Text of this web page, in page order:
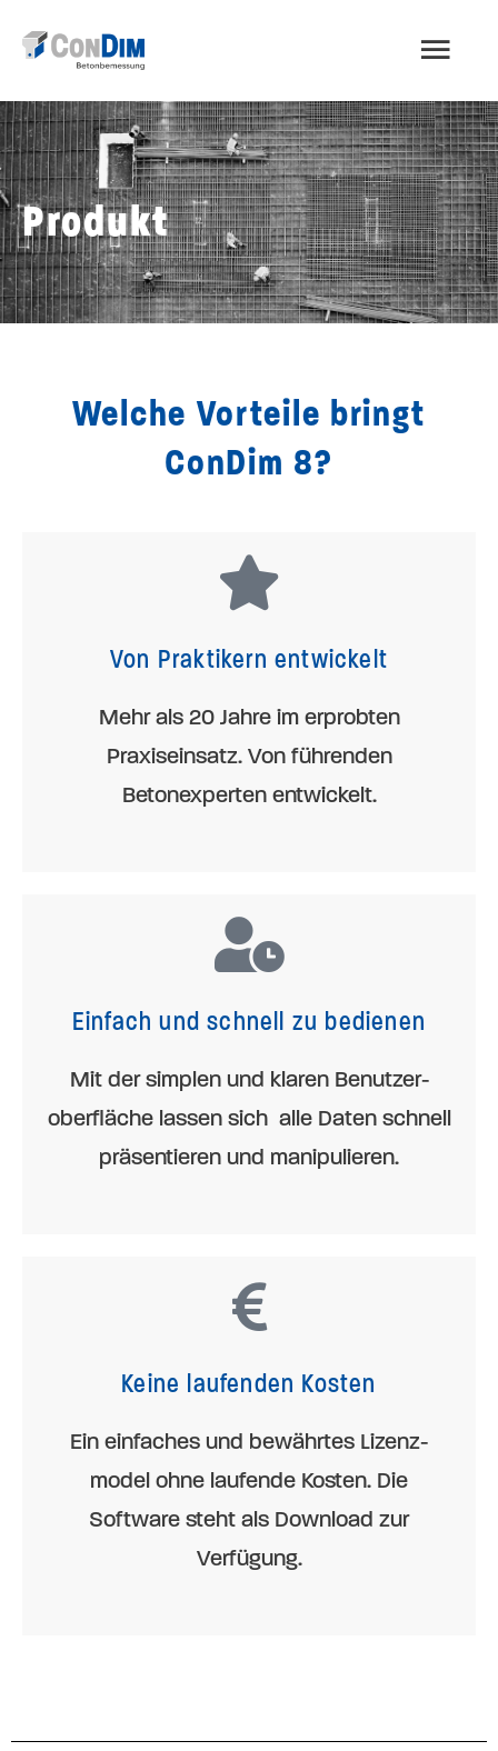
Inhalt
springen
Produkt
Welche Vorteile bringt
ConDim 8?
Von Praktikern entwickelt
Mehr als 20 Jahre im erprobten
Praxiseinsatz. Von führenden
Betonexperten entwickelt.
Einfach und schnell zu bedienen
Mit der simplen und klaren Benutzer­
oberfläche lassen sich alle Daten schnell
präsentieren und manipulieren.
Keine laufenden Kosten
Ein einfaches und bewährtes Lizenz­
model ohne laufende Kosten. Die
Software steht als Download zur
Verfügung.